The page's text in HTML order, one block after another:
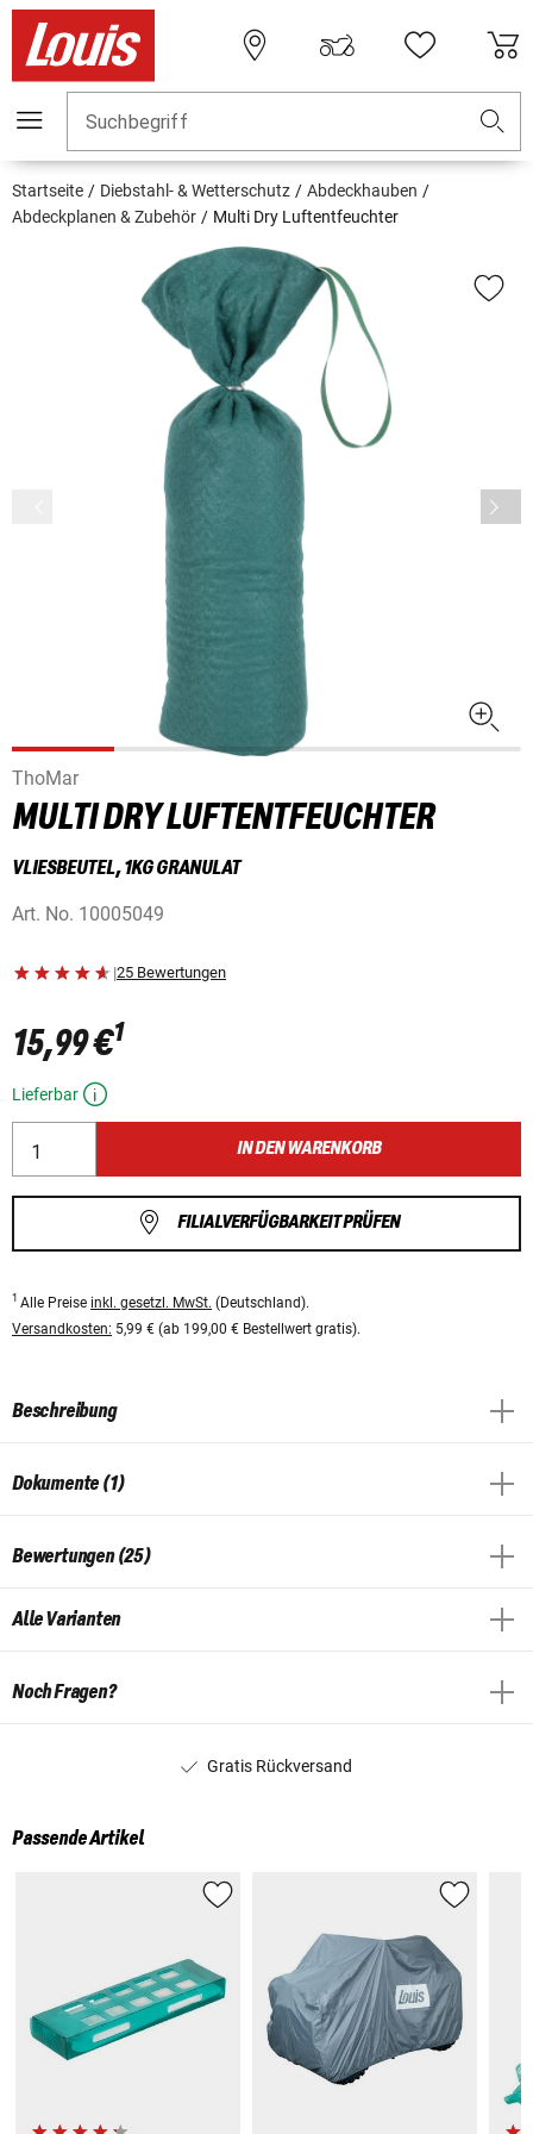
Suchbegriff
Startseite Diebstahl- & Wetterschutz
Abdeckhauben
Abdeckplanen & Zubehör
Multi Dry Luftentfeuchter
ThoMar
MULTI DRY LUFTENTFEUCHTER
VLIESBEUTEL, 1KG GRANULAT
Art. No. 10005049
|25 Bewertungen
15,99 €1
Lieferbar
IN DEN WARENKORB
FILIALVERFÜGBARKEIT PRÜFEN
1 Alle Preise inkl. gesetzl. MwSt. (Deutschland).
Versandkosten: 5,99 € (ab 199,00 € Bestellwert gratis).
Beschreibung
Dokumente (1)
Bewertungen (25)
Alle Varianten
Noch Fragen?
Gratis Rückversand
Passende Artikel